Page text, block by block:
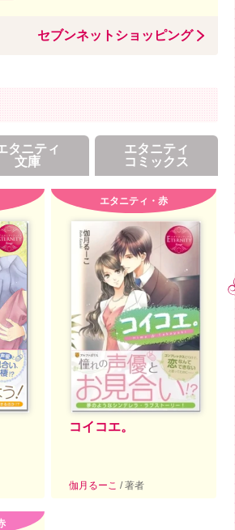
セブンネットショッピング
タニティ
文庫
エタニティ
コミックス
エタニティ・赤
コイコエ。
伽月るーこ / 著者